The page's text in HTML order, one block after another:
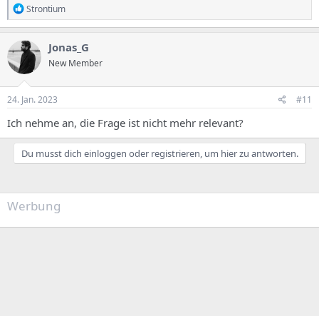
R
e
a
k
t
o
n
e
:
Strontium
Jonas_G
New Member
24. Jan. 2023 #11
Ich nehme an, die Frage ist nicht mehr relevant?
Du musst dich einloggen oder registrieren, um hier zu antworten.
Werbung